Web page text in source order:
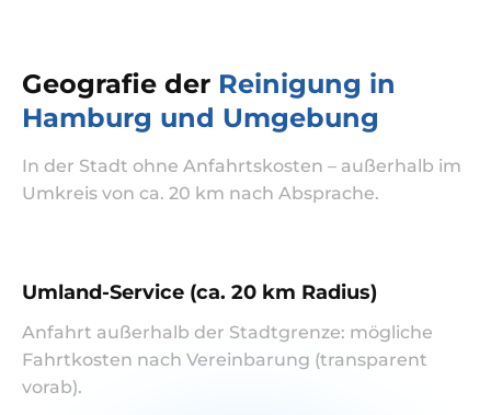
Geografie der Reinigung in
Hamburg und Umgebung
In der Stadt ohne Anfahrtskosten – außerhalb im
Umkreis von ca. 20 km nach Absprache.
Umland-Service (ca. 20 km Radius)
Anfahrt außerhalb der Stadtgrenze: mögliche
Fahrtkosten nach Vereinbarung (transparent
vorab).